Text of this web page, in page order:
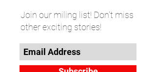
Join our miling list! Don't miss
other exciting stories!